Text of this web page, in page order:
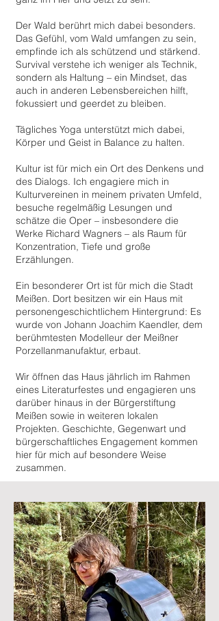
Der Wald berührt mich dabei besonders.
Das Gefühl, vom Wald umfangen zu sein,
empfinde ich als schützend und stärkend.
Survival verstehe ich weniger als Technik,
sondern als Haltung – ein Mindset, das
auch in anderen Lebensbereichen hilft,
fokussiert und geerdet zu bleiben.
Tägliches Yoga unterstützt mich dabei,
Körper und Geist in Balance zu halten.
Kultur ist für mich ein Ort des Denkens und
des Dialogs. Ich engagiere mich in
Kulturvereinen in meinem privaten Umfeld,
besuche regelmäßig Lesungen und
schätze die Oper – insbesondere die
Werke Richard Wagners – als Raum für
Konzentration, Tiefe und große
Erzählungen.
Ein besonderer Ort ist für mich die Stadt
Meißen. Dort besitzen wir ein Haus mit
personengeschichtlichem Hintergrund: Es
wurde von Johann Joachim Kaendler, dem
berühmtesten Modelleur der Meißner
Porzellanmanufaktur, erbaut.
Wir öffnen das Haus jährlich im Rahmen
eines Literaturfestes und engagieren uns
darüber hinaus in der Bürgerstiftung
Meißen sowie in weiteren lokalen
Projekten. Geschichte, Gegenwart und
bürgerschaftliches Engagement kommen
hier für mich auf besondere Weise
zusammen.